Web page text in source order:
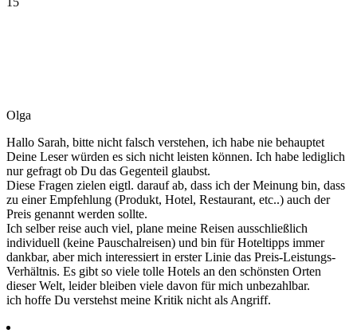
Olga
Hallo Sarah, bitte nicht falsch verstehen, ich habe nie behauptet
Deine Leser würden es sich nicht leisten können. Ich habe lediglich
nur gefragt ob Du das Gegenteil glaubst.
Diese Fragen zielen eigtl. darauf ab, dass ich der Meinung bin, dass
zu einer Empfehlung (Produkt, Hotel, Restaurant, etc..) auch der
Preis genannt werden sollte.
Ich selber reise auch viel, plane meine Reisen ausschließlich
individuell (keine Pauschalreisen) und bin für Hoteltipps immer
dankbar, aber mich interessiert in erster Linie das Preis-Leistungs-
Verhältnis. Es gibt so viele tolle Hotels an den schönsten Orten
dieser Welt, leider bleiben viele davon für mich unbezahlbar.
ich hoffe Du verstehst meine Kritik nicht als Angriff.